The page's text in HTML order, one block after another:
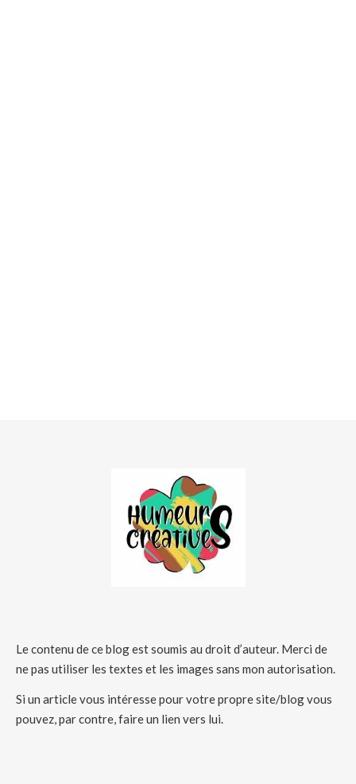
Le contenu de ce blog est soumis au droit d’auteur. Merci de
ne pas utiliser les textes et les images sans mon autorisation.
Si un article vous intéresse pour votre propre site/blog vous
pouvez, par contre, faire un lien vers lui.